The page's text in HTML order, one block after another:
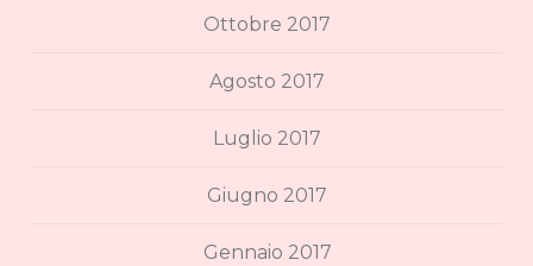
Ottobre 2017
Agosto 2017
Luglio 2017
Giugno 2017
Gennaio 2017